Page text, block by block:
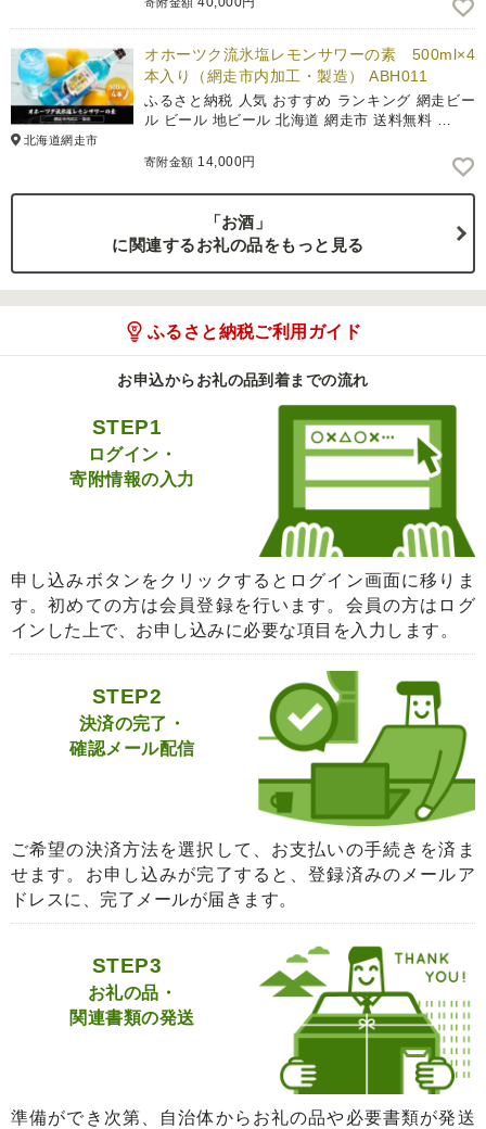
北海道網走市
オホーツク流氷塩レモンサワーの素 500ml×4
本入り（網走市内加工・製造） ABH011
ふるさと納税 人気 おすすめ ランキング 網走ビー
ル ビール 地ビール 北海道 網走市 送料無料 …
寄附金額 14,000円
「お酒」
に関連するお礼の品をもっと見る
ふるさと納税ご利用ガイド
お申込からお礼の品到着までの流れ
STEP1
ログイン・
寄附情報の入力
申し込みボタンをクリックするとログイン画面に移りま
す。初めての方は会員登録を行います。会員の方はログ
インした上で、お申し込みに必要な項目を入力します。
STEP2
決済の完了・
確認メール配信
ご希望の決済方法を選択して、お支払いの手続きを済ま
せます。お申し込みが完了すると、登録済みのメールア
ドレスに、完了メールが届きます。
STEP3
お礼の品・
関連書類の発送
準備ができ次第、自治体からお礼の品や必要書類が発送